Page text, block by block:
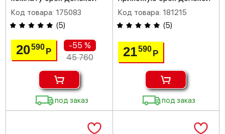
Код товара: 175083
(5)
20590Р
-55 %
45 760
под заказ
Код товара: 181215
(5)
21590 Р
под заказ